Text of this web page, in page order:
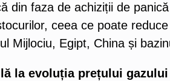
din faza de achiziții de
ceea ce poate
Mijlociu, Egipt, China și
la evoluția prețului